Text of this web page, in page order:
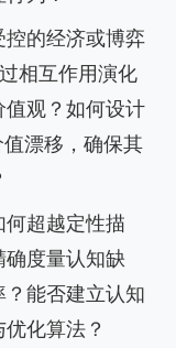
控的经济或博弈
相互作用演化
值观？如何设计
漂移，确保其
何超越定性描
度量认知缺
？能否建立认知
化算法？